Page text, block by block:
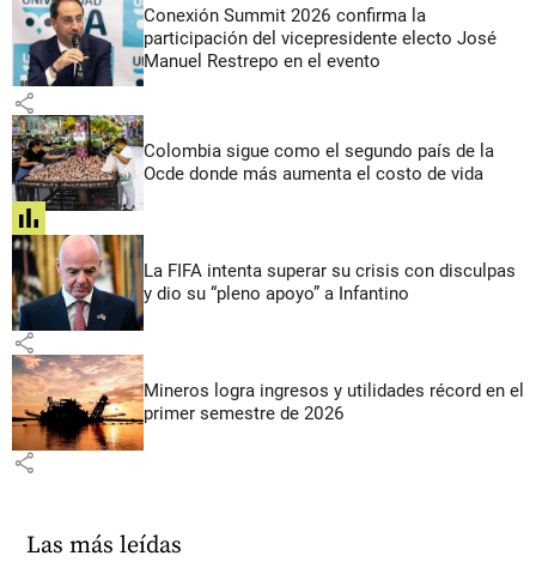
Conexión Summit 2026 confirma la
participación del vicepresidente electo José
Manuel Restrepo en el evento
share
Colombia sigue como el segundo país de la
Ocde donde más aumenta el costo de vida
share
La FIFA intenta superar su crisis con disculpas
y dio su “pleno apoyo” a Infantino
share
Mineros logra ingresos y utilidades récord en el
primer semestre de 2026
share
Las más leídas